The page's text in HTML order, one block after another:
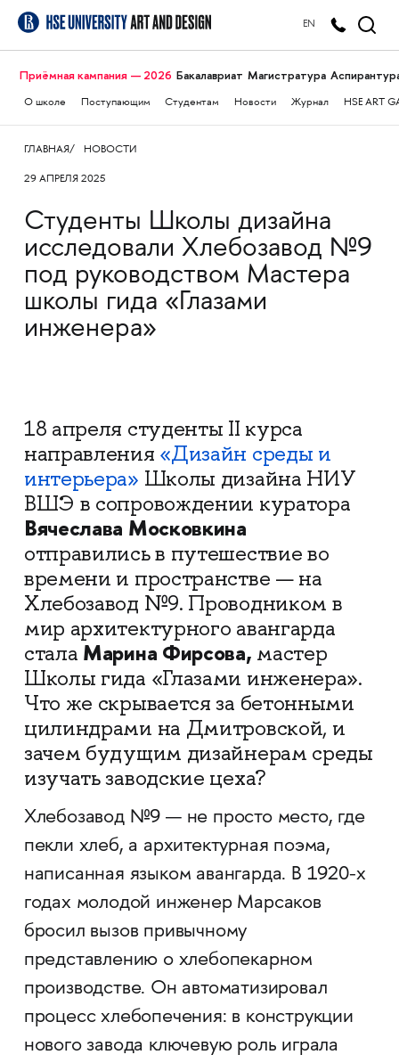
EN
Приёмная кампания — 2026 Бакалавриат Магистратура
О школе Поступающим Студентам Новости Журнал HSE ART
ГЛАВНАЯ НОВОСТИ
29 АПРЕЛЯ 2025
Студенты Школы дизайна
исследовали Хлебозавод №9
под руководством Мастера
школы гида «‎Глазами
инженера»‎
18 апреля студенты II курса
направления «Дизайн среды и
интерьера» Школы дизайна НИУ
ВШЭ в сопровождении куратора
Вячеслава Московкина
отправились в путешествие во
времени и пространстве — на
Хлебозавод №9. Проводником в
мир архитектурного авангарда
стала Марина Фирсова, мастер
Школы гида «‎Глазами инженера»‎.
Что же скрывается за бетонными
цилиндрами на Дмитровской, и
зачем будущим дизайнерам среды
изучать заводские цеха?
Хлебозавод №9 — не просто место, где
пекли хлеб, а архитектурная поэма,
написанная языком авангарда. В 1920-х
годах молодой инженер Марсаков
бросил вызов привычному
представлению о хлебопекарном
производстве. Он автоматизировал
процесс хлебопечения: в конструкции
нового завода ключевую роль играла